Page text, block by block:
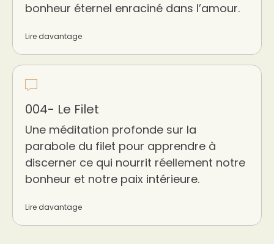
bonheur éternel enraciné dans l’amour.
Lire davantage
004- Le Filet
Une méditation profonde sur la
parabole du filet pour apprendre à
discerner ce qui nourrit réellement notre
bonheur et notre paix intérieure.
Lire davantage